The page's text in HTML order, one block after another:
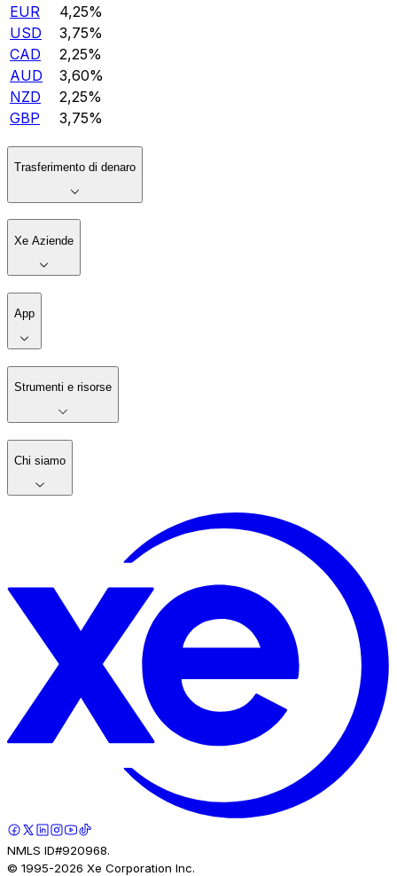
EUR
4,25%
USD
3,75%
CAD
2,25%
AUD
3,60%
NZD
2,25%
GBP
3,75%
Trasferimento di denaro
Xe Aziende
App
Strumenti e risorse
Chi siamo
NMLS ID#920968.
© 1995-2026 Xe Corporation Inc.